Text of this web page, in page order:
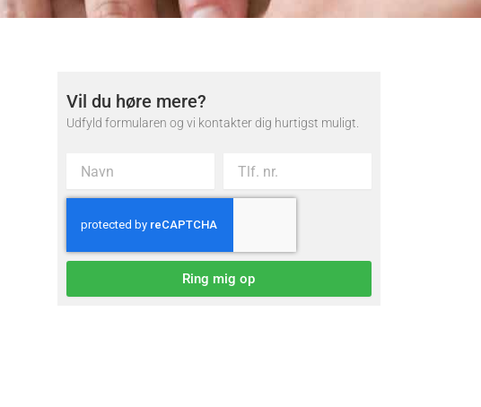
Vil du høre mere?
Udfyld formularen og vi kontakter dig hurtigst muligt.
Ring mig op